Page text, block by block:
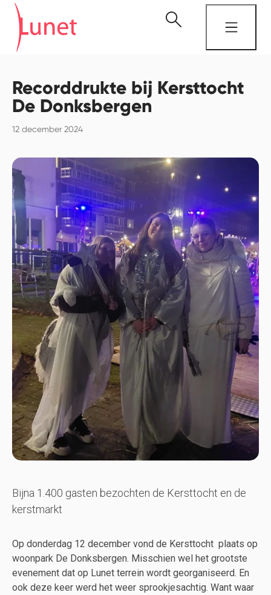
Recorddrukte bij Kersttocht
De Donksbergen
12 december 2024
Bijna 1.400 gasten bezochten de Kersttocht en de
kerstmarkt
Op donderdag 12 december vond de Kersttocht plaats op
woonpark De Donksbergen. Misschien wel het grootste
evenement dat op Lunet terrein wordt georganiseerd. En
ook deze keer werd het weer sprookjesachtig. Want waar